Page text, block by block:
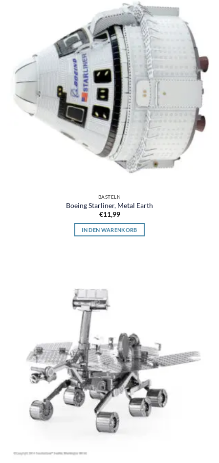
BASTELN
Boeing Starliner, Metal Earth
€11,99
IN DEN WARENKORB